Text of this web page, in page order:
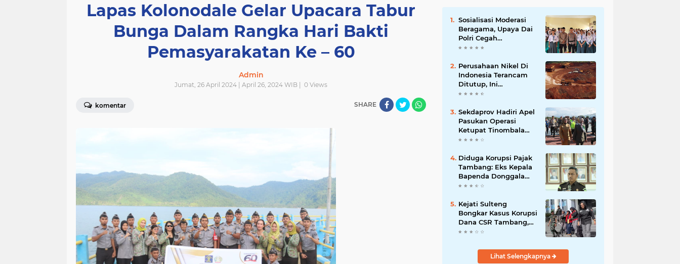
Lapas Kolonodale Gelar Upacara Tabur
Bunga Dalam Rangka Hari Bakti
Pemasyarakatan Ke – 60
Admin
Jumat, 26 April 2024 | April 26, 2024 WIB | 0 Views
komentar SHARE
Sosialisasi Moderasi
Beragama, Upaya Dai
Polri Cegah
Radikalisme di
Perusahaan Nikel Di
Indonesia Terancam
Ditutup, Ini
Pernyataan Luhut
Sekdaprov Hadiri Apel
Pasukan Operasi
Ketupat Tinombala
2023
Diduga Korupsi Pajak
Tambang: Eks Kepala
Bapenda Donggala
Jadi Tersangka
Kejati Sulteng
Bongkar Kasus Korupsi
Dana CSR Tambang,
Sekdes Tamainusi Ikut
Lihat Selengkapnya